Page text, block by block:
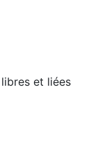
et liées